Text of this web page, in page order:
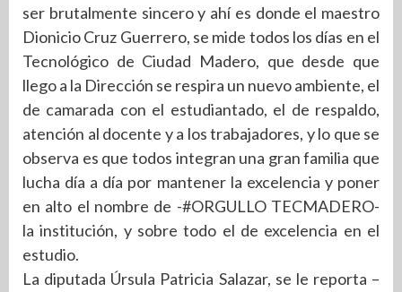
ser brutalmente sincero y ahí es donde el maestro
Dionicio Cruz Guerrero, se mide todos los días en el
Tecnológico de Ciudad Madero, que desde que
llego a la Dirección se respira un nuevo ambiente, el
de camarada con el estudiantado, el de respaldo,
atención al docente y a los trabajadores, y lo que se
observa es que todos integran una gran familia que
lucha día a día por mantener la excelencia y poner
en alto el nombre de -#ORGULLO TECMADERO-
la institución, y sobre todo el de excelencia en el
estudio.
La diputada Úrsula Patricia Salazar, se le reporta –